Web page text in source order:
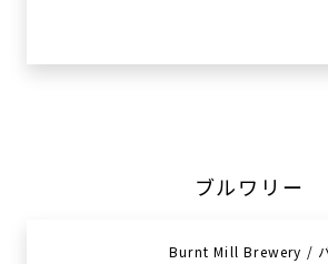
ブルワリー
Burnt Mill Brewery /